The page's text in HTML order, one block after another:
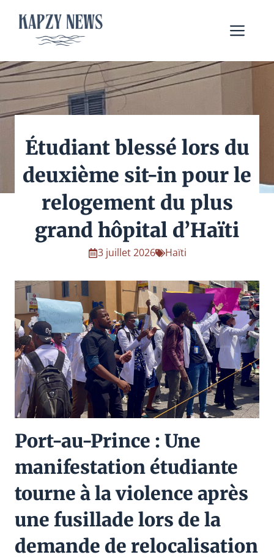
contenu
Étudiant blessé lors du
deuxième sit-in pour le
relogement du plus
grand hôpital d’Haïti
3 juillet 2026 Haïti
Port-au-Prince : Une
manifestation étudiante
tourne à la violence après
une fusillade lors de la
demande de relocalisation